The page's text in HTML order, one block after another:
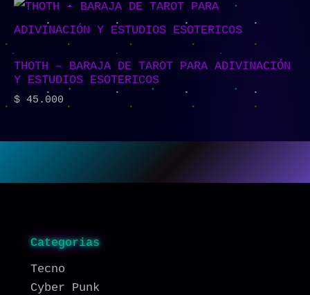
THOTH – BARAJA DE TAROT PARA ADIVINACIÓN
Y ESTUDIOS ESOTERICOS
$ 45.000
Categorias
Tecno
Cyber Punk